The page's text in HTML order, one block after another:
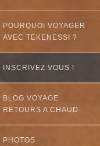
POURQUOI VOYAGER
AVEC TEKENESSI ?
INSCRIVEZ VOUS !
BLOG VOYAGE
RETOURS A CHAUD
PHOTOS